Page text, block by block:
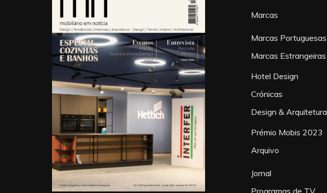
Marcas
Marcas Portuguesas
Marcas Estrangeiras
Hotel Design
Crónicas
Design & Arquitetura
Prémio Mobis 2023
Arquivo
Jornal